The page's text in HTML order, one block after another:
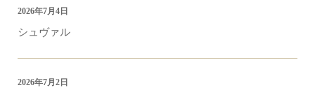
シュヴァル
2026年7月4日
2026年7月2日